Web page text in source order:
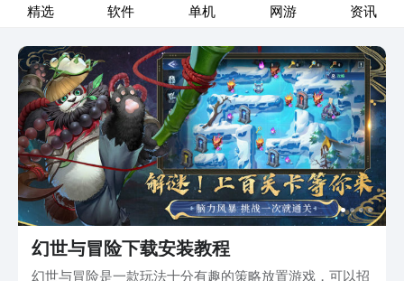
精选 软件 单机 网游 资讯
幻世与冒险下载安装教程
幻世与冒险是一款玩法十分有趣的策略放置游戏，可以招